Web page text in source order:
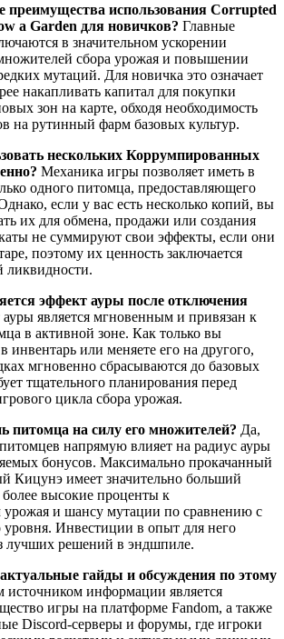
использования Corrupted
a Garden для новичков? Главные
в значительном ускорении
множителей сбора урожая и повышении
мутаций. Для новичка это означает
накапливать капитал для покупки
зон на карте, обходя необходимость
на рутинный фарм базовых культур.
нескольких Коррумпированных
Механика игры позволяет иметь в
одного питомца, предоставляющего
если у вас есть несколько копий, вы
их для обмена, продажи или создания
не суммируют свои эффекты, если они
поэтому их ценность заключается
ликвидности.
эффект ауры после отключения
является мгновенным и привязан к
в активной зоне. Как только вы
инвентарь или меняете его на другого,
мгновенно сбрасываются до базовых
тщательного планирования перед
цикла сбора урожая.
питомца на силу его множителей? Да,
напрямую влияет на радиус ауры
бонусов. Максимально прокачанный
Кицунэ имеет значительно больший
более высокие проценты к
урожая и шансу мутации по сравнению с
Инвестиции в опыт для него
лучших решений в эндшпиле.
гайды и обсуждения по этому
информации является
игры на платформе Fandom, а также
Discord-серверы и форумы, где игроки